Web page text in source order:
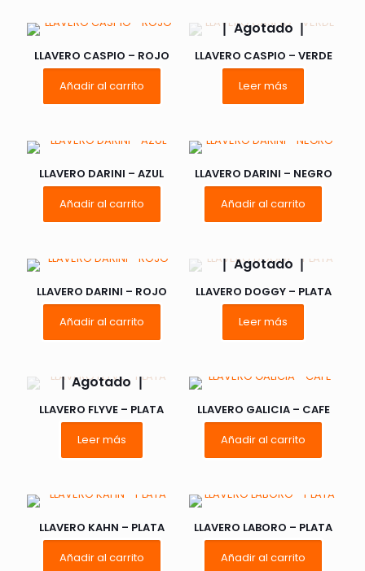
LLAVERO CASPIO – ROJO
Añadir al carrito
Agotado
LLAVERO CASPIO – VERDE
Leer más
LLAVERO DARINI – AZUL
Añadir al carrito
LLAVERO DARINI – NEGRO
Añadir al carrito
LLAVERO DARINI – ROJO
Añadir al carrito
Agotado
LLAVERO DOGGY – PLATA
Leer más
Agotado
LLAVERO FLYVE – PLATA
Leer más
LLAVERO GALICIA – CAFE
Añadir al carrito
LLAVERO KAHN – PLATA
Añadir al carrito
LLAVERO LABORO – PLATA
Añadir al carrito